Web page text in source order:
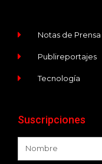
Notas de Prensa
Publireportajes
Tecnología
Suscripciones